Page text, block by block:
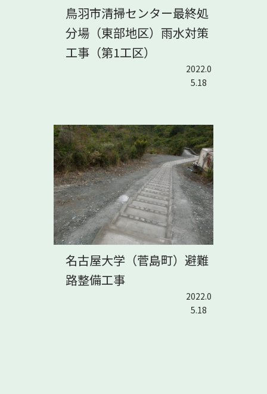
鳥羽市清掃センター最終処
分場（東部地区）雨水対策
工事（第1工区）
2022.0
5.18
名古屋大学（菅島町）避難
路整備工事
2022.0
5.18